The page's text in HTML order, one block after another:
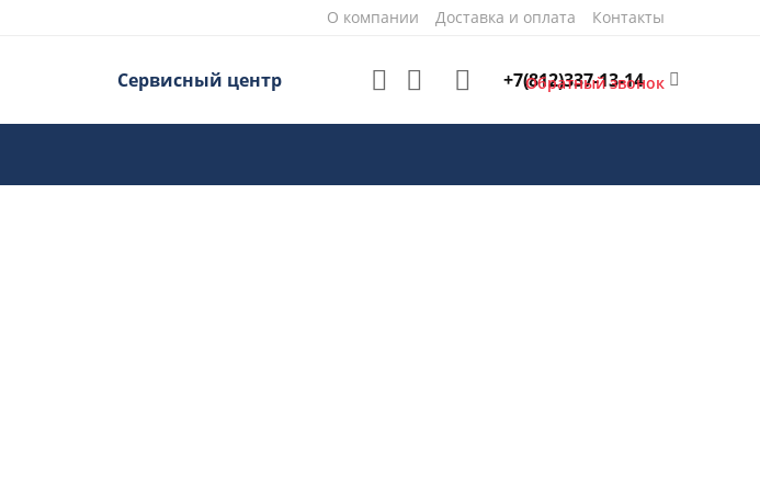
О компании Доставка и оплата Контакты
Сервисный центр +7(812)337-13-14
Обратный звонок